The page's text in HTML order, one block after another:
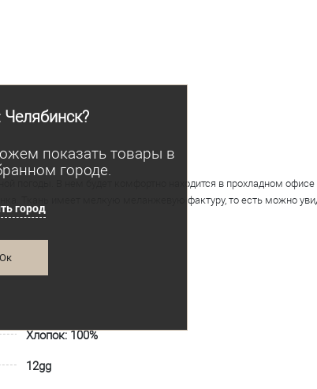
показать товары в
городе.
город
Ок
погоды. В нем будет комфортно находится в прохладном офисе
Ткань имеет мелкую меланжевую фактуру, то есть можно
Хлопок: 100%
12gg